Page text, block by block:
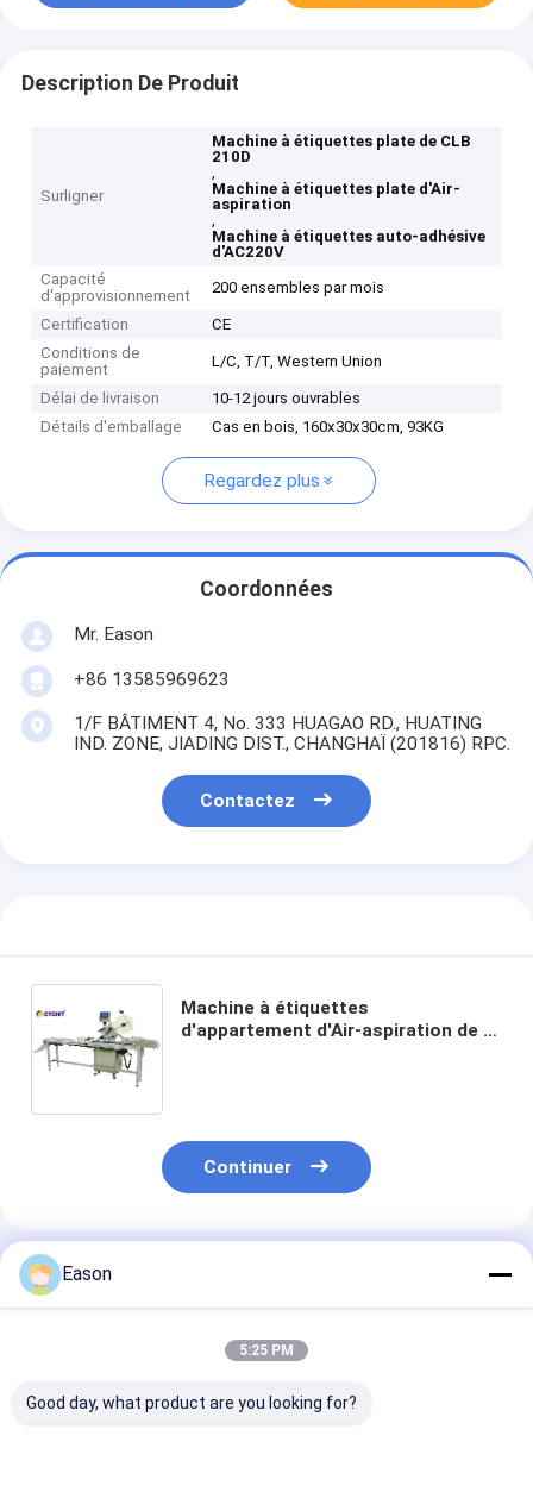
Description De Produit
Surligner
Machine à étiquettes plate de CLB
210D
,
Machine à étiquettes plate d'Air-
aspiration
,
Machine à étiquettes auto-adhésive
d'AC220V
Capacité
d'approvisionnement
200 ensembles par mois
Certification
CE
Conditions de
paiement
L/C, T/T, Western Union
Délai de livraison
10-12 jours ouvrables
Détails d'emballage
Cas en bois, 160x30x30cm, 93KG
Regardez plus
Coordonnées
Mr. Eason
+86 13585969623
1/F BÂTIMENT 4, No. 333 HUAGAO RD., HUATING
IND. ZONE, JIADING DIST., CHANGHAÏ (201816) RPC.
Contactez
Machine à étiquettes
d'appartement d'Air-aspiration de la
Continuer
Produits Recommandés
Eason
5:25 PM
Good day, what product are you looking for?